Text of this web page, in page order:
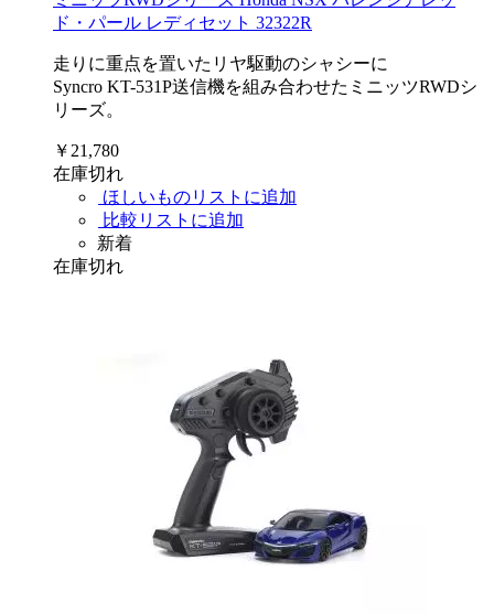
ド・パール レディセット 32322R
走りに重点を置いたリヤ駆動のシャシーに
Syncro KT-531P送信機を組み合わせたミニッツRWDシ
リーズ。
￥21,780
在庫切れ
ほしいものリストに追加
比較リストに追加
新着
在庫切れ